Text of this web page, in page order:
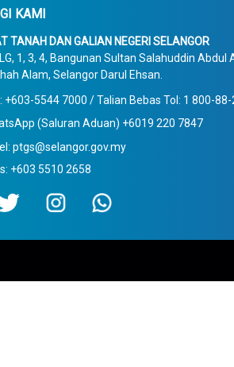
KAMI
TANAH DAN GALIAN NEGERI SELANGOR
1, 3, 4, Bangunan Sultan Salahuddin Abdul
Alam, Selangor Darul Ehsan.
+603-5544 7000 / Talian Bebas Tol: 1 800-
(Saluran Aduan) +6019 220 7847
ptgs@selangor.gov.my
+603 5510 2658